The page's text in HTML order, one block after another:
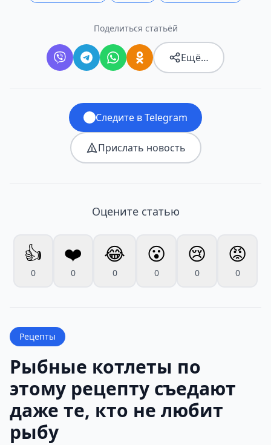
Поделиться статьёй
Ещё…
Следите в Telegram
Прислать новость
Оцените статью
👍
0
❤️
0
😂
0
😮
0
😢
0
😡
0
Рецепты
Рыбные котлеты по
этому рецепту съедают
даже те, кто не любит
рыбу